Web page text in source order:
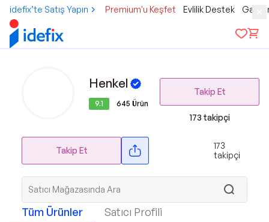
idefix’te Satış Yapın Premium'u Keşfet Evlilik Destek
Henkel
9.1 645 Ürün
Takip Et
173 takipçi
Takip Et
173
takipçi
Tüm Ürünler Satıcı Profili